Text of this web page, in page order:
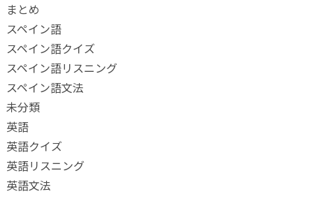
まとめ
スペイン語
スペイン語クイズ
スペイン語リスニング
スペイン語文法
未分類
英語
英語クイズ
英語リスニング
英語文法